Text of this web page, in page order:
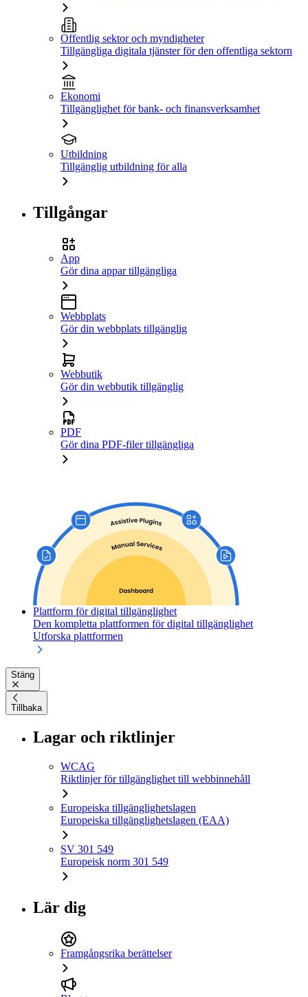
Offentlig sektor och myndigheter
Tillgängliga digitala tjänster för den offentliga sektorn
Ekonomi
Tillgänglighet för bank- och finansverksamhet
Utbildning
Tillgänglig utbildning för alla
Tillgångar
App
Gör dina appar tillgängliga
Webbplats
Gör din webbplats tillgänglig
Webbutik
Gör din webbutik tillgänglig
PDF
Gör dina PDF-filer tillgängliga
Plattform för digital tillgänglighet
Den kompletta plattformen för digital tillgänglighet
Utforska plattformen
Stäng
Tillbaka
Lagar och riktlinjer
WCAG
Riktlinjer för tillgänglighet till webbinnehåll
Europeiska tillgänglighetslagen
Europeiska tillgänglighetslagen (EAA)
SV 301 549
Europeisk norm 301 549
Lär dig
Framgångsrika berättelser